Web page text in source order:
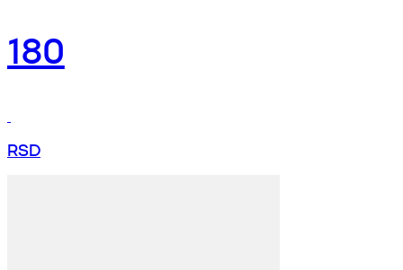
180
RSD